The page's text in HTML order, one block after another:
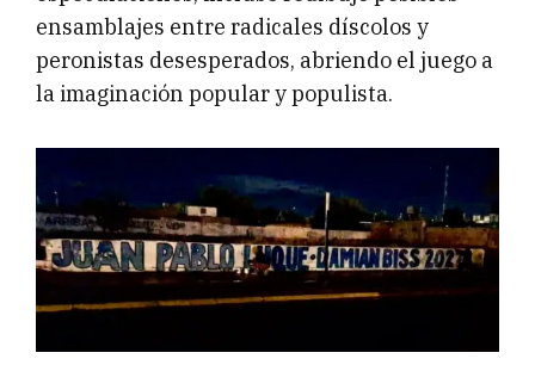
ensamblajes entre radicales díscolos y
peronistas desesperados, abriendo el juego a
la imaginación popular y populista.